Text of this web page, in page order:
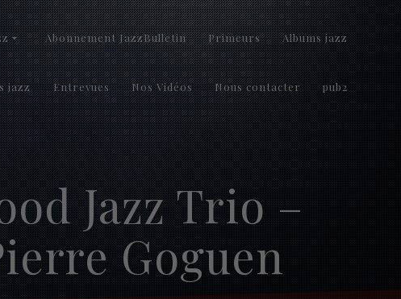
Abonnement JazzBulletin Primeurs Albums jazz
jazz Entrevues Nos Vidéos Nous contacter pub2
Jazz Trio –
Goguen